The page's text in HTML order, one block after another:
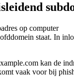
staat. In
kan de
vaak voor bij